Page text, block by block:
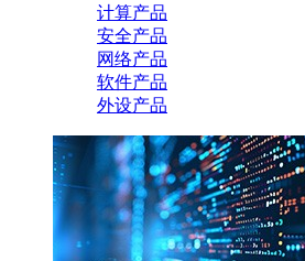
计算产品
安全产品
网络产品
软件产品
外设产品